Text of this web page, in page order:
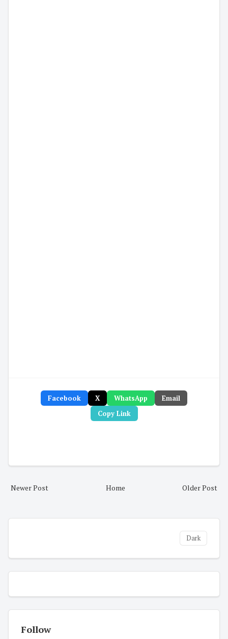
Facebook X WhatsApp
Email
Copy Link
Newer Post Older Post
Home
Dark
Follow